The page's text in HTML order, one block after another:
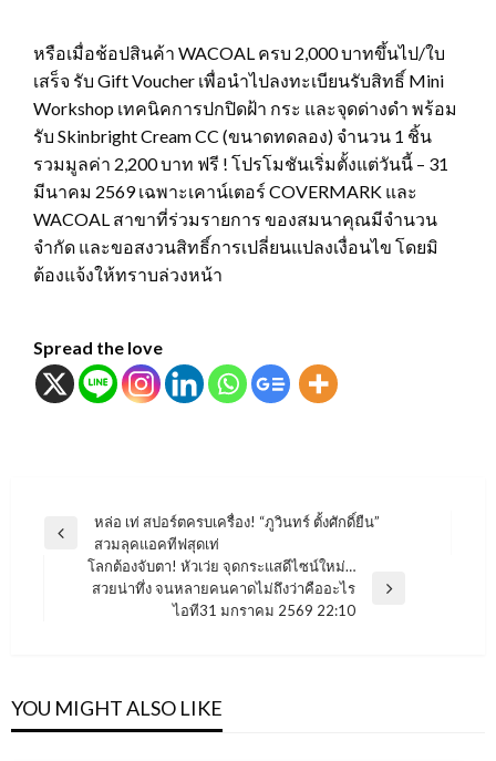
หรือเมื่อช้อปสินค้า WACOAL ครบ 2,000 บาทขึ้นไป/ใบ
เสร็จ รับ Gift Voucher เพื่อนำไปลงทะเบียนรับสิทธิ์ Mini
Workshop เทคนิคการปกปิดฝ้า กระ และจุดด่างดำ พร้อม
รับ Skinbright Cream CC (ขนาดทดลอง) จำนวน 1 ชิ้น
รวมมูลค่า 2,200 บาท ฟรี ! โปรโมชันเริ่มตั้งแต่วันนี้ – 31
มีนาคม 2569 เฉพาะเคาน์เตอร์ COVERMARK และ
WACOAL สาขาที่ร่วมรายการ ของสมนาคุณมีจำนวน
จำกัด และขอสงวนสิทธิ์การเปลี่ยนแปลงเงื่อนไข โดยมิ
ต้องแจ้งให้ทราบล่วงหน้า
Spread the love
แนะแนว
Previous
หล่อ เท่ สปอร์ตครบเครื่อง! “ภูวินทร์ ตั้งศักดิ์ยืน”
สวมลุคแอคทีฟสุดเท่
Next
โลกต้องจับตา! หัวเว่ย จุดกระแสดีไซน์ใหม่…
สวยน่าทึ่ง จนหลายคนคาดไม่ถึงว่าคืออะไร
ไอที31 มกราคม 2569 22:10
YOU MIGHT ALSO LIKE